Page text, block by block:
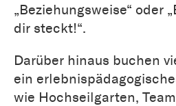
„Beziehungsweise“ oder
dir steckt!“.
Darüber hinaus buchen
ein
wie Hochseilgarten,